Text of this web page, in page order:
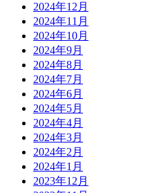
2024年12月
2024年11月
2024年10月
2024年9月
2024年8月
2024年7月
2024年6月
2024年5月
2024年4月
2024年3月
2024年2月
2024年1月
2023年12月